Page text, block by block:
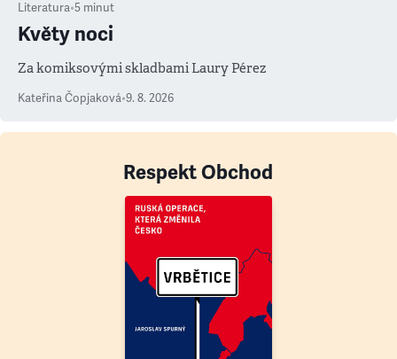
Literatura•5 minut
Květy noci
Za komiksovými skladbami Laury Pérez
Kateřina Čopjaková•9. 8. 2026
Respekt Obchod